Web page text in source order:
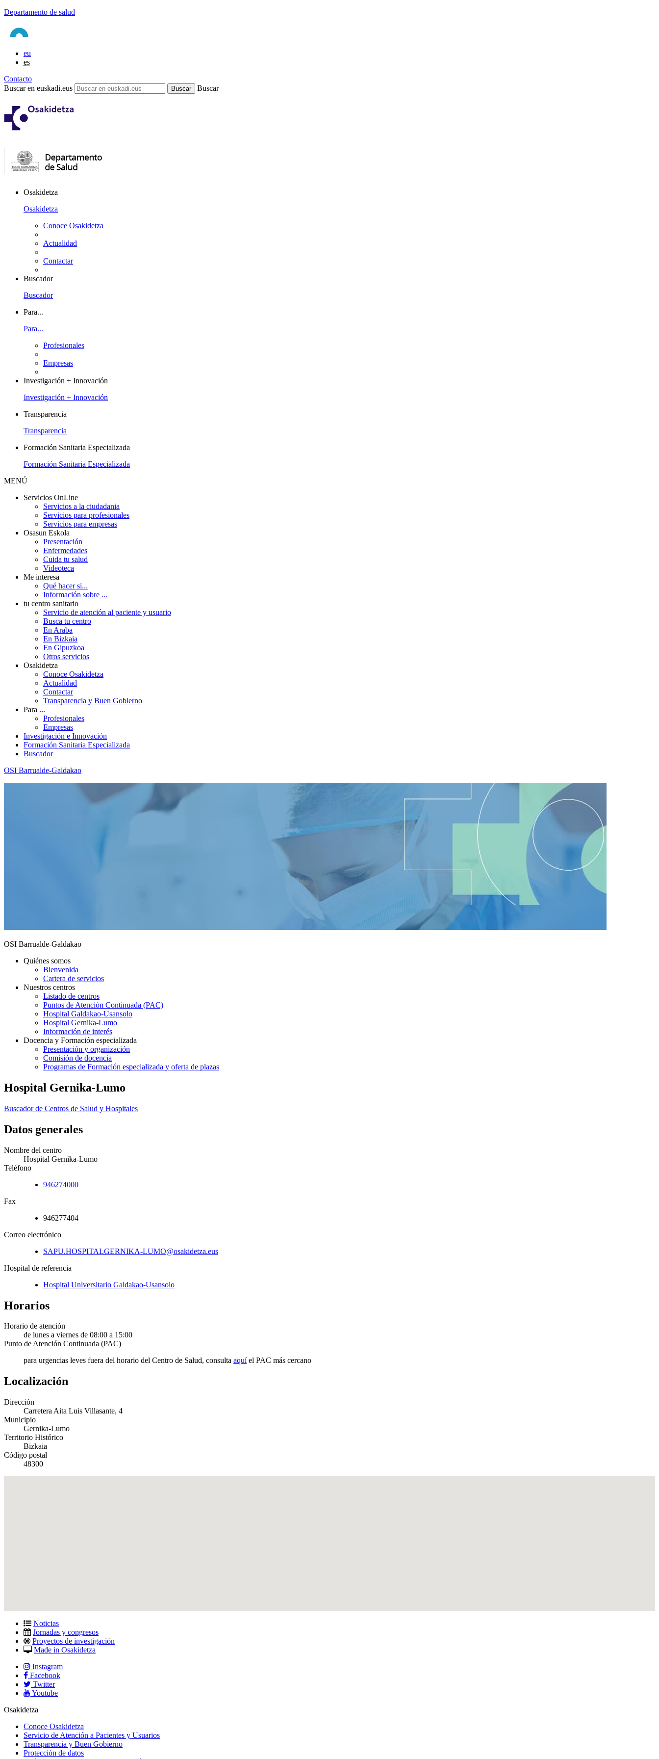
Departamento de salud
eu
es
Contacto
Buscar en euskadi.eus
Buscar
Osakidetza
Osakidetza
Conoce Osakidetza
Actualidad
Contactar
Buscador
Buscador
Para...
Para...
Profesionales
Empresas
Investigación + Innovación
Investigación + Innovación
Transparencia
Transparencia
Formación Sanitaria Especializada
Formación Sanitaria Especializada
MENÚ
Servicios OnLine
Servicios a la ciudadania
Servicios para profesionales
Servicios para empresas
Osasun Eskola
Presentación
Enfermedades
Cuida tu salud
Videoteca
Me interesa
Qué hacer si...
Información sobre ...
tu centro sanitario
Servicio de atención al paciente y usuario
Busca tu centro
En Araba
En Bizkaia
En Gipuzkoa
Otros servicios
Osakidetza
Conoce Osakidetza
Actualidad
Contactar
Transparencia y Buen Gobierno
Para ...
Profesionales
Empresas
Investigación e Innovación
Formación Sanitaria Especializada
Buscador
OSI Barrualde-Galdakao
OSI Barrualde-Galdakao
Quiénes somos
Bienvenida
Cartera de servicios
Nuestros centros
Listado de centros
Puntos de Atención Continuada (PAC)
Hospital Galdakao-Usansolo
Hospital Gernika-Lumo
Información de interés
Docencia y Formación especializada
Presentación y organización
Comisión de docencia
Programas de Formación especializada y oferta de plazas
Hospital Gernika-Lumo
Buscador de Centros de Salud y Hospitales
Datos generales
Nombre del centro
Hospital Gernika-Lumo
Teléfono
946274000
Fax
946277404
Correo electrónico
SAPU.HOSPITALGERNIKA-LUMO@osakidetza.eus
Hospital de referencia
Hospital Universitario Galdakao-Usansolo
Horarios
Horario de atención
de lunes a viernes de 08:00 a 15:00
Punto de Atención Continuada (PAC)
para urgencias leves fuera del horario del Centro de Salud, consulta aquíel PAC más cercano
Localización
Dirección
Carretera Aita Luis Villasante, 4
Municipio
Gernika-Lumo
Territorio Histórico
Bizkaia
Código postal
48300
Noticias
Jornadas y congresos
Proyectos de investigación
Made in Osakidetza
Instagram
Facebook
Twitter
Youtube
Osakidetza
Conoce Osakidetza
Servicio de Atención a Pacientes y Usuarios
Transparencia y Buen Gobierno
Protección de datos